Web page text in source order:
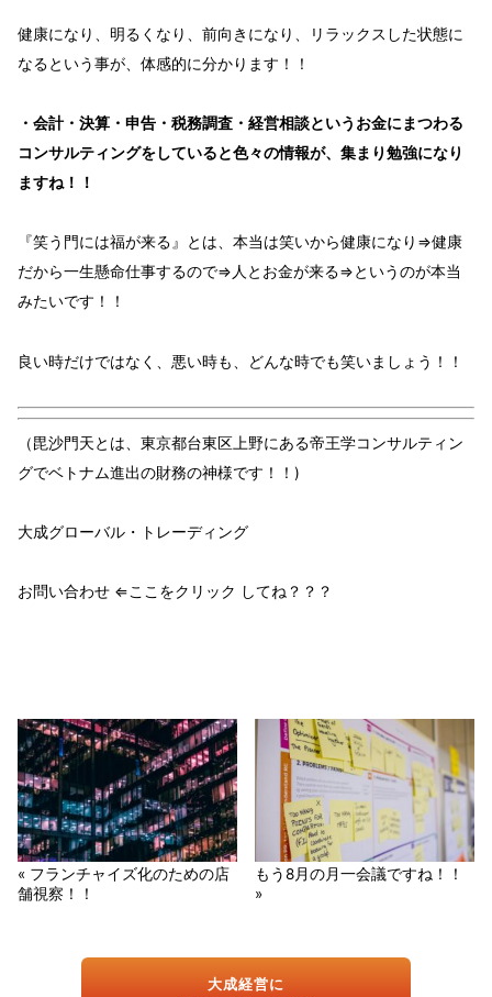
健康になり、明るくなり、前向きになり、リラックス した状態に
なるという事が、体感的に分かり ます！！
・会計・決算・申告・税務調査・経営相談というお金にまつわる
コンサルティングをしていると色々の情報が、集まり勉強になり
ますね！！
『笑う門には福が来る』 とは、本当は笑いから健康になり⇒健康
だから一生懸命仕事するので⇒人とお金が来る⇒というのが本当
みたいです！！
良い時だけではなく、悪い時も、どんな時でも笑いましょう！！
（毘沙門天とは、東京都台東区上野にある帝王学コンサルティン
グでベトナム進出の財務の神様です！！)
大成グローバル・トレーディング
お問い合わせ ⇐ここをクリック してね？？？
« フランチャイズ化のための店
舗視察！！
もう8月の月一会議ですね！！
»
大成経営に